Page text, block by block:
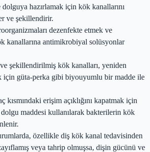
hazırlamak için kök kanallarını
ve şekillendirir.
dezenfekte etmek ve
kanallarına antimikrobiyal solüsyonlar
şekillendirilmiş kök kanalları, yeniden
için güta-perka gibi biyouyumlu bir madde ile
kısmındaki erişim açıklığını kapatmak için
dolgu maddesi kullanılarak bakterilerin kök
özellikle diş kök kanal tedavisinden
veya tahrip olmuşsa, dişin gücünü ve